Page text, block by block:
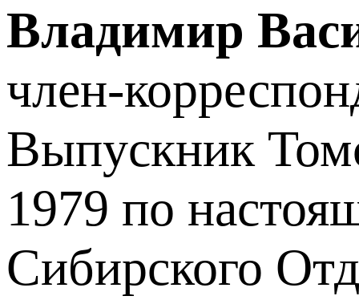
Владимир
член-
Выпускник
1979 по
Сибирского